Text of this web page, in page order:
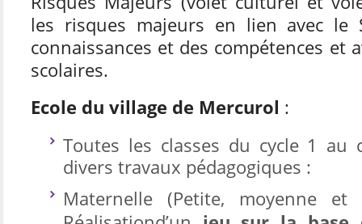
les risques majeurs en lien avec le
connaissances et des compétences et
scolaires.
Ecole du village de Mercurol :
Toutes les classes du cycle 1 au
divers travaux pédagogiques :
Maternelle (Petite, moyenne